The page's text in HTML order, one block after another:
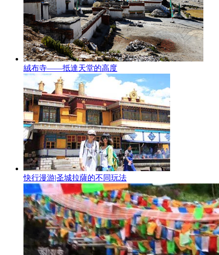
絨布寺——抵達天堂的高度
快行漫游|圣城拉薩的不同玩法